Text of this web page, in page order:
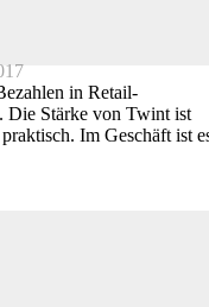
in Retail-
Die Stärke von Twint ist
Im Geschäft ist